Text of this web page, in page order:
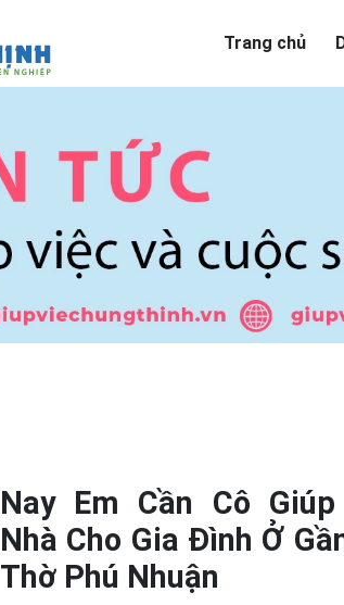
Trang chủ
Nay Em Cần Cô
Nhà Cho Gia Đình Ở
Thờ Phú Nhuận